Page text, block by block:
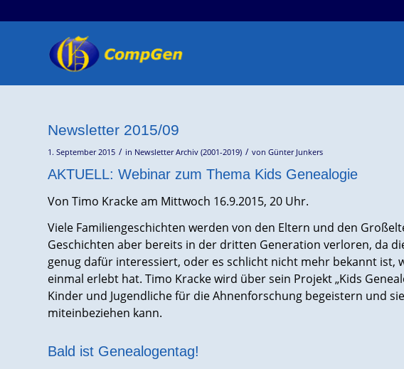
Newsletter 2015/09
1. September 2015 / in Newsletter Archiv (2001-2019) / von Günter Junkers
AKTUELL: Webinar zum Thema Kids Genealogie
Von Timo Kracke am Mittwoch 16.9.2015, 20 Uhr.
Viele Familiengeschichten werden von den Eltern und den
Geschichten aber bereits in der dritten Generation verloren, da
genug dafür interessiert, oder es schlicht nicht mehr bekannt ist,
einmal erlebt hat. Timo Kracke wird über sein Projekt „Kids
Kinder und Jugendliche für die Ahnenforschung begeistern und
miteinbeziehen kann.
Bald ist Genealogentag!